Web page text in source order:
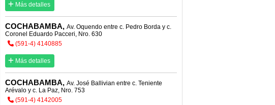
Más detalles
COCHABAMBA, Av. Oquendo entre c. Pedro Borda y c.
Coronel Eduardo Pacceri, Nro. 630
(591-4) 4140885
Más detalles
COCHABAMBA, Av. José Ballivian entre c. Teniente
Arévalo y c. La Paz, Nro. 753
(591-4) 4142005